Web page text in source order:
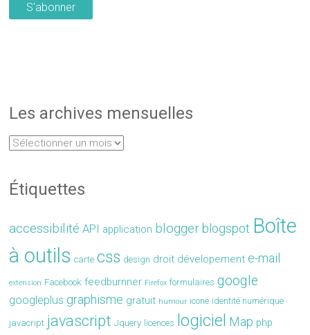
S'abonner
Les archives mensuelles
Étiquettes
accessibilité API application blogger blogspot Boîte
à outils carte css design droit dévelopement e-mail
extension Facebook feedburnner Firefox formulaires google
googleplus graphisme gratuit humour icone identité numérique
javacript javascript Jquery licences logiciel Map php